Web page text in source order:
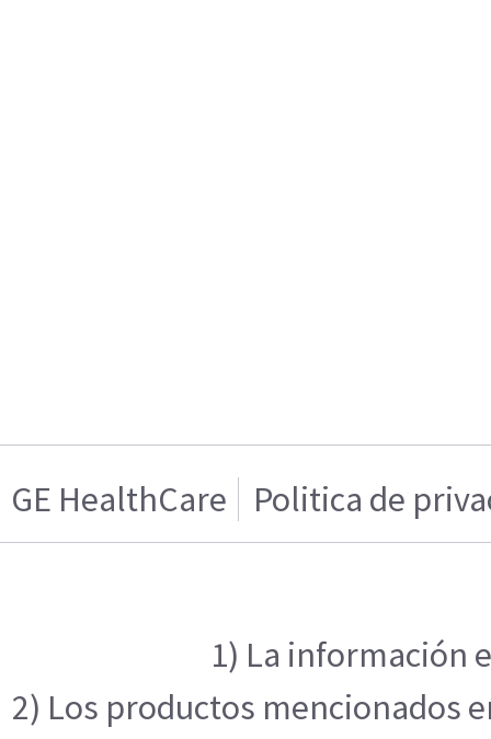
GE HealthCare Politica de
1) La información
2) Los productos mencionados